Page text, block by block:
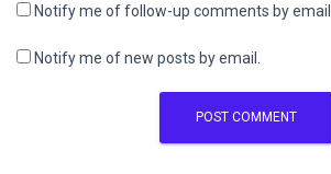
Notify me of follow-up comments by email.
Notify me of new posts by email.